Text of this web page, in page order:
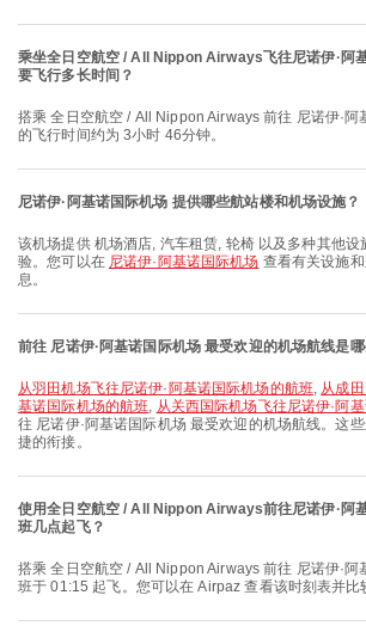
乘坐全日空航空 / All Nippon Airways飞往尼诺伊·阿
要飞行多长时间？
搭乘 全日空航空 / All Nippon Airways 前往 尼诺伊·阿基诺国际机场（MNL）
的飞行时间约为 3小时 46分钟。
尼诺伊·阿基诺国际机场 提供哪些航站楼和机场设施？
该机场提供 机场酒店, 汽车租赁, 轮椅 以及多种其他设施，以提升您的出行体
验。您可以在 尼诺伊·阿基诺国际机场 查看有关设施
息。
前往 尼诺伊·阿基诺国际机场 最受欢迎的机场航线是哪
从羽田机场飞往尼诺伊·阿基诺国际机场的航班, 从成
基诺国际机场的航班, 从关西国际机场飞往尼诺伊·阿
往 尼诺伊·阿基诺国际机场 最受欢迎的机场航线。这
捷的衔接。
使用全日空航空 / All Nippon Airways前往尼诺伊·阿
班几点起飞？
搭乘 全日空航空 / All Nippon Airways 前往 尼诺伊·阿基诺国际机场 的最早航
班于 01:15 起飞。您可以在 Airpaz 查看该时刻表并比